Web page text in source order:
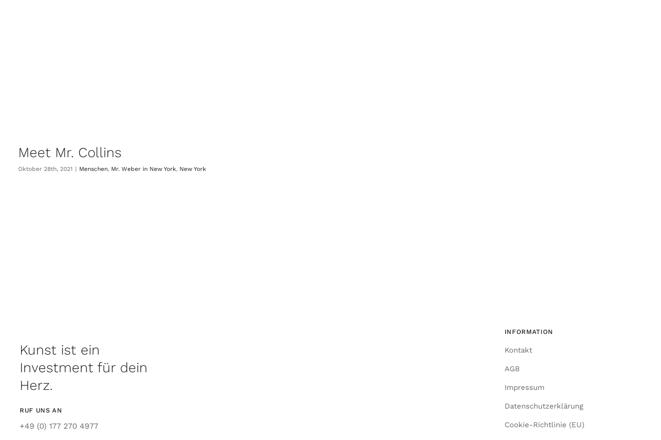
Meet Mr. Collins
Oktober 28th, 2021 | Menschen, Mr. Weber in New York, New York
Kunst ist ein
Investment für dein
Herz.
RUF UNS AN
+49 (0) 177 270 4977
INFORMATION
Kontakt
AGB
Impressum
Datenschutzerklärung
Cookie-Richtlinie (EU)